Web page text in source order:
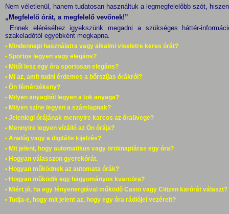
Nem véletlenül, hanem tudatosan használtuk a legmegfelelőbb szót,
„Megfelelő órát, a megfelelő vevőnek!”
Ennek eléréséhez igyekszünk megadni a szükséges háttér-
szakeladótól egyébként megkapna.
• Mindennapi használatra vagy alkalmi viseletre keres órát?
• Sportos legyen vagy elegáns?
• Mitől lesz egy óra sportosan elegáns?
• Mi az, amit tudni érdemes a bőrszíjas órákról?
• Ön fémérzékeny?
• Milyen anyagból legyen a tok anyaga?
• Milyen színe legyen a számlapnak?
• Jelenlegi órájának mennyire karcos az óraüvege?
• Mennyire legyen vízálló az Ön órája?
• Analóg vagy a digitális kijelzés?
• Mit jelent, hogy automatikus vagy öröknaptáras egy óra?
• Hogyan válasszon gyerekórát.
• Hogyan működnek az automata órák?
• Hogyan működik egy hagyományos kvarcóra?
• Miért jó, ha egy fényenergiával működő Casio vagy Citizen karórát választ?
• Tudja-e, hogy mit jelent az, hogy egy óra rádiójel vezérelt?